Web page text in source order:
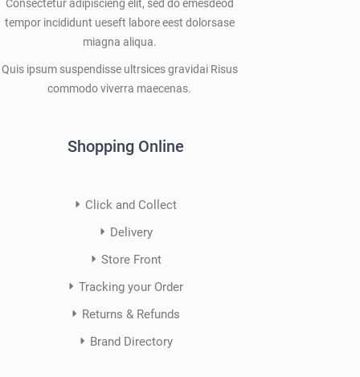
Consectetur adipiscieng elit, sed do emesdeod
tempor incididunt ueseft labore eest dolorsase
miagna aliqua.
Quis ipsum suspendisse ultrsices gravidai Risus
commodo viverra maecenas.
Shopping Online
Click and Collect
Delivery
Store Front
Tracking your Order
Returns & Refunds
Brand Directory